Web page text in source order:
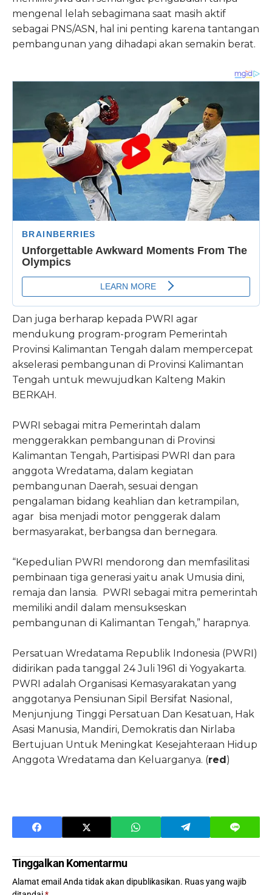
mengenal lelah sebagimana saat masih aktif
sebagai PNS/ASN, hal ini penting karena tantangan
pembangunan yang dihadapi akan semakin berat.
Dan juga berharap kepada PWRI agar
mendukung program-program Pemerintah
Provinsi Kalimantan Tengah dalam mempercepat
akselerasi pembangunan di Provinsi Kalimantan
Tengah untuk mewujudkan Kalteng Makin
BERKAH.
PWRI sebagai mitra Pemerintah dalam
menggerakkan pembangunan di Provinsi
Kalimantan Tengah, Partisipasi PWRI dan para
anggota Wredatama, dalam kegiatan
pembangunan Daerah, sesuai dengan
pengalaman bidang keahlian dan ketrampilan,
agar bisa menjadi motor penggerak dalam
bermasyarakat, berbangsa dan bernegara.
“Kepedulian PWRI mendorong dan memfasilitasi
pembinaan tiga generasi yaitu anak Umusia dini,
remaja dan lansia. PWRI sebagai mitra pemerintah
memiliki andil dalam mensukseskan
pembangunan di Kalimantan Tengah,” harapnya.
Persatuan Wredatama Republik Indonesia (PWRI)
didirikan pada tanggal 24 Juli 1961 di Yogyakarta.
PWRI adalah Organisasi Kemasyarakatan yang
anggotanya Pensiunan Sipil Bersifat Nasional,
Menjunjung Tinggi Persatuan Dan Kesatuan, Hak
Asasi Manusia, Mandiri, Demokratis dan Nirlaba
Bertujuan Untuk Meningkat Kesejahteraan Hidup
Anggota Wredatama dan Keluarganya. (red)
Tinggalkan Komentarmu
Alamat email Anda tidak akan dipublikasikan. Ruas yang wajib